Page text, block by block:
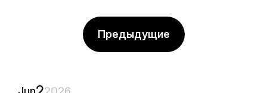
Предыдущие